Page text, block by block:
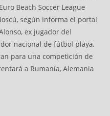
Beach Soccer League
según informa el portal
ex jugador del
nacional de fútbol playa,
para una competición de
a Rumanía, Alemania